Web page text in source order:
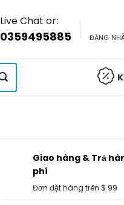
Live Chat or:
0359495885 ĐĂNG
Giao hàng & Trả
phí
Đơn đặt hàng trên $ 99